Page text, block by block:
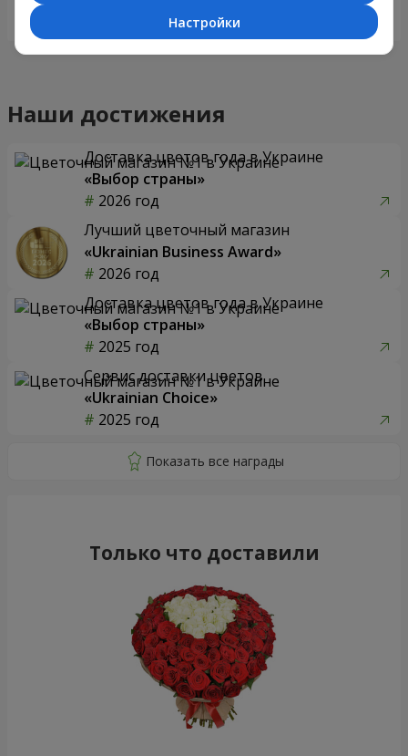
Наши достижения
Доставка цветов года в Украине
«Выбор страны»
2026 год
Лучший цветочный магазин
«Ukrainian Business Award»
2026 год
Доставка цветов года в Украине
«Выбор страны»
2025 год
Сервис доставки цветов
«Ukrainian Choice»
2025 год
Только что доставили
Настройки